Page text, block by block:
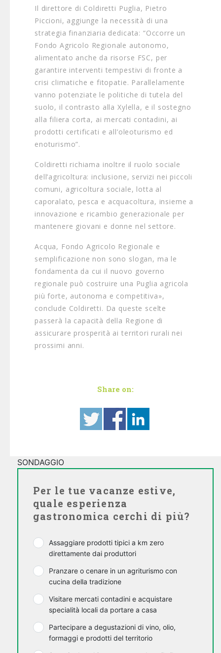
Il direttore di Coldiretti Puglia, Pietro
Piccioni, aggiunge la necessità di una
strategia finanziaria dedicata: “Occorre un
Fondo Agricolo Regionale autonomo,
alimentato anche da risorse FSC, per
garantire interventi tempestivi di fronte a
crisi climatiche e fitopatie. Parallelamente
vanno potenziate le politiche di tutela del
suolo, il contrasto alla Xylella, e il sostegno
alla filiera corta, ai mercati contadini, ai
prodotti certificati e all’oleoturismo ed
enoturismo”.
Coldiretti richiama inoltre il ruolo sociale
dell’agricoltura: inclusione, servizi nei piccoli
comuni, agricoltura sociale, lotta al
caporalato, pesca e acquacoltura, insieme a
innovazione e ricambio generazionale per
mantenere giovani e donne nel settore.
Acqua, Fondo Agricolo Regionale e
semplificazione non sono slogan, ma le
fondamenta da cui il nuovo governo
regionale può costruire una Puglia agricola
più forte, autonoma e competitiva»,
conclude Coldiretti. Da queste scelte
passerà la capacità della Regione di
assicurare prosperità ai territori rurali nei
prossimi anni.
Share on:
SONDAGGIO
Per le tue vacanze estive,
quale esperienza
gastronomica cerchi di più?
Assaggiare prodotti tipici a km zero
direttamente dai produttori
Pranzare o cenare in un agriturismo con
cucina della tradizione
Visitare mercati contadini e acquistare
specialità locali da portare a casa
Partecipare a degustazioni di vino, olio,
formaggi e prodotti del territorio